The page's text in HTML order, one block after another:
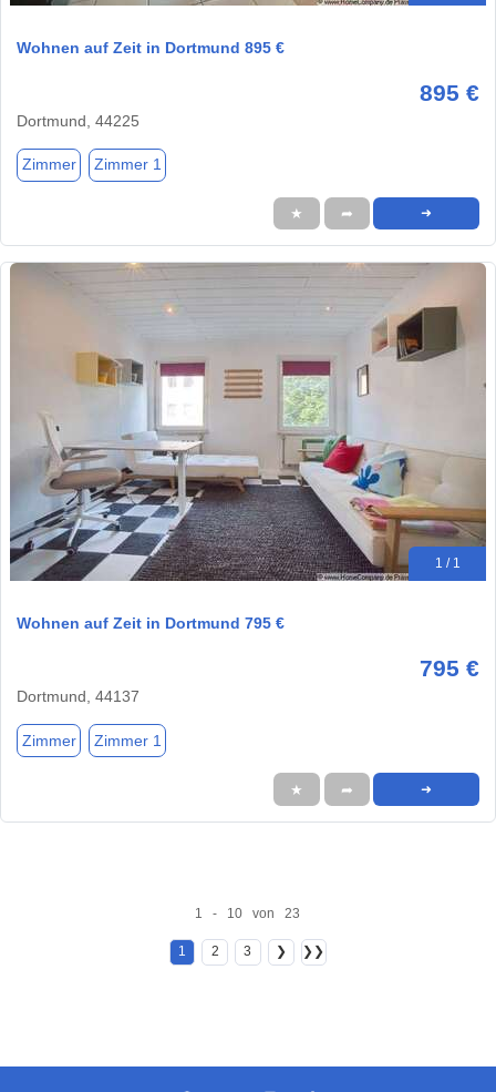
Wohnen auf Zeit in Dortmund 895 €
895 €
Dortmund, 44225
Zimmer Zimmer 1
★ ➦ ➜
1 / 1
Wohnen auf Zeit in Dortmund 795 €
795 €
Dortmund, 44137
Zimmer Zimmer 1
★ ➦ ➜
1 - 10 von 23
1 2 3 ❯ ❯❯